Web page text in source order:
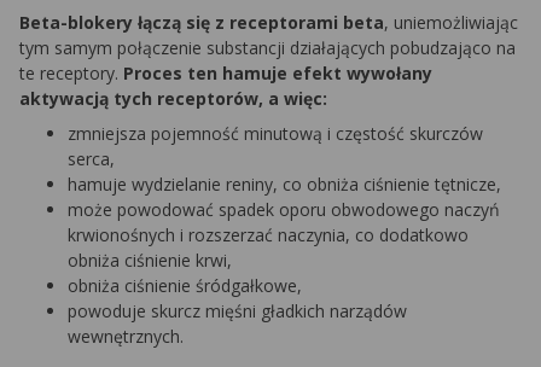
Beta-blokery łączą się z receptorami beta, uniemożliwiając
tym samym połączenie substancji działających pobudzająco na
te receptory. Proces ten hamuje efekt wywołany
aktywacją tych receptorów, a więc:
zmniejsza pojemność minutową i częstość skurczów
serca,
hamuje wydzielanie reniny, co obniża ciśnienie tętnicze,
może powodować spadek oporu obwodowego naczyń
krwionośnych i rozszerzać naczynia, co dodatkowo
obniża ciśnienie krwi,
obniża ciśnienie śródgałkowe,
powoduje skurcz mięśni gładkich narządów
wewnętrznych.